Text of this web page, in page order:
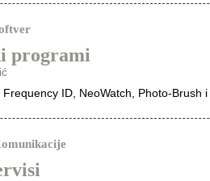
programi
ID, NeoWatch, Photo-Brush